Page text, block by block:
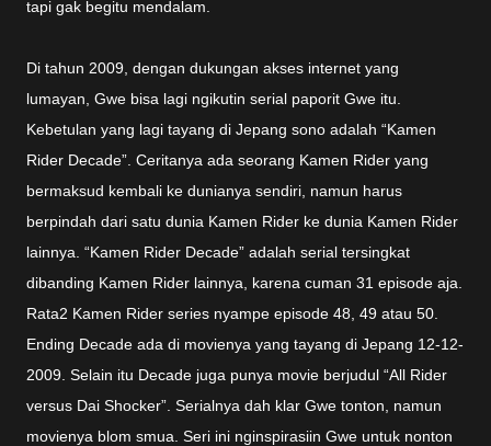
tapi gak begitu mendalam.
Di tahun 2009, dengan dukungan akses internet yang
lumayan, Gwe bisa lagi ngikutin serial paporit Gwe itu.
Kebetulan yang lagi tayang di Jepang sono adalah “Kamen
Rider Decade”. Ceritanya ada seorang Kamen Rider yang
bermaksud kembali ke dunianya sendiri, namun harus
berpindah dari satu dunia Kamen Rider ke dunia Kamen Rider
lainnya. “Kamen Rider Decade” adalah serial tersingkat
dibanding Kamen Rider lainnya, karena cuman 31 episode aja.
Rata2 Kamen Rider series nyampe episode 48, 49 atau 50.
Ending Decade ada di movienya yang tayang di Jepang 12-12-
2009. Selain itu Decade juga punya movie berjudul “All Rider
versus Dai Shocker”. Serialnya dah klar Gwe tonton, namun
movienya blom smua. Seri ini nginspirasiin Gwe untuk nonton